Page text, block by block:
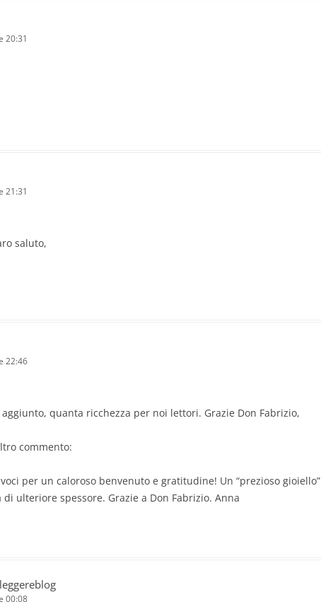
20:31
21:31
saluto,
22:46
quanta ricchezza per noi lettori. Grazie Don Fabrizio,
commento:
per un caloroso benvenuto e gratitudine! Un “prezioso gioiello”
ulteriore spessore. Grazie a Don Fabrizio. Anna
00:08